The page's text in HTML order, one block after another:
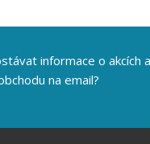
informace o akcích
na email?